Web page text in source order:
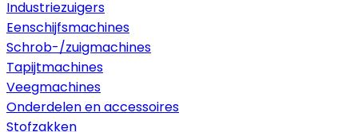
Industriezuigers
Eenschijfsmachines
Schrob-/zuigmachines
Tapijtmachines
Veegmachines
Onderdelen en accessoires
Stofzakken